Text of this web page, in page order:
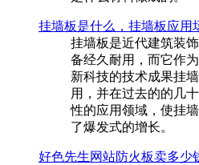
挂墙板是什么，挂墙板应用场
挂墙板是近代建筑装饰
备经久耐用，而它
新科技的技术成果挂
用，并在过去的的
性的应用领域，使挂墙
了爆发式的增长。
好色先生网站防火板卖多少